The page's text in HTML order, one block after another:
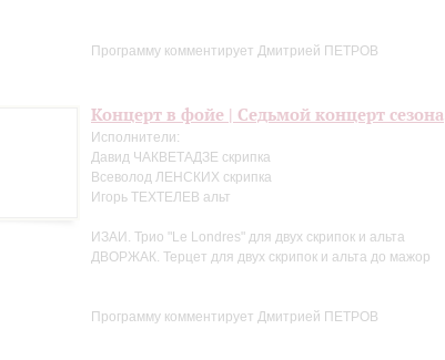
Программу комментирует Дмитрией ПЕТРОВ
Концерт в фойе | Седьмой концерт сезона
Исполнители:
Давид ЧАКВЕТАДЗЕ скрипка
Всеволод ЛЕНСКИХ скрипка
Игорь ТЕХТЕЛЕВ альт
ИЗАИ. Трио "Le Londres" для двух скрипок и альта
ДВОРЖАК. Терцет для двух скрипок и альта до мажор
Программу комментирует Дмитрией ПЕТРОВ